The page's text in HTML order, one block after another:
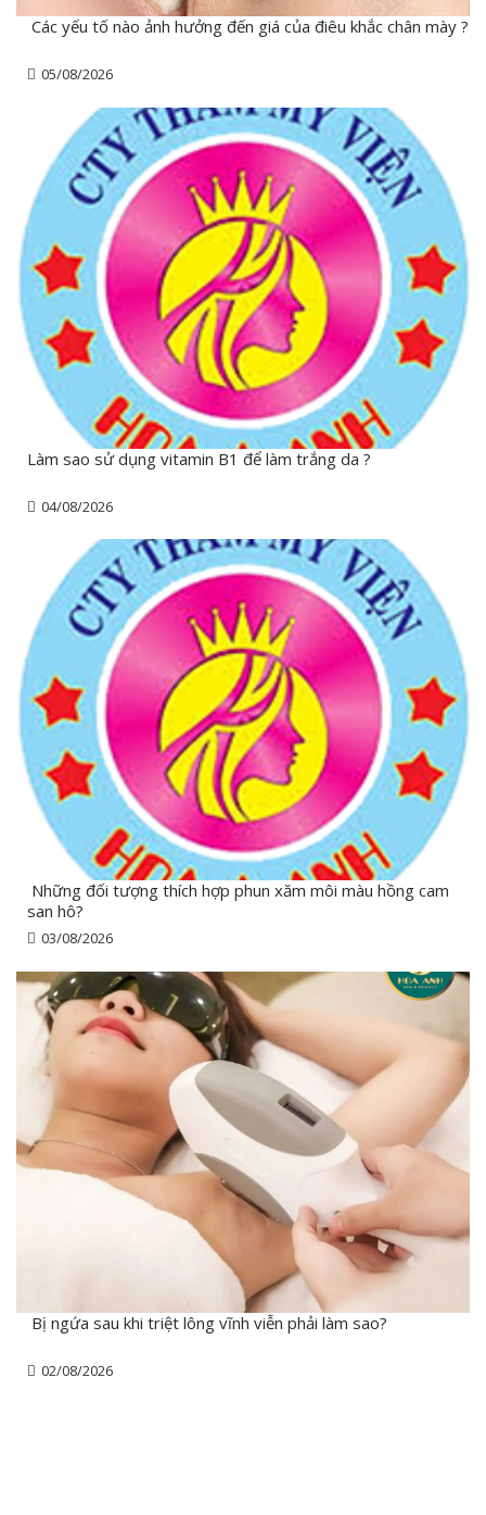
Các yếu tố nào ảnh hưởng đến giá của điêu khắc chân mày ?
05/08/2026
Làm sao sử dụng vitamin B1 để làm trắng da ?
04/08/2026
Những đối tượng thích hợp phun xăm môi màu hồng cam
san hô?
03/08/2026
Bị ngứa sau khi triệt lông vĩnh viễn phải làm sao?
02/08/2026